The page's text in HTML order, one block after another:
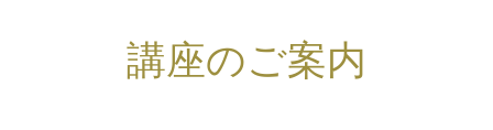
講座のご案内